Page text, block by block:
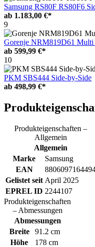
Samsung RS80F RS80F6
ab 1.183,00 €*
9
Gorenje NRM819D61
ab 599,99 €*
10
PKM SBS444 Side-by-Side
ab 498,99 €*
Produkteigenschaften –
Allgemein
Allgemein
Marke
Samsung
EAN
Gelistet seit April 2025
EPREL ID 2244107
Produkteigenschaften
– Abmessungen
Abmessungen
Breite
91.2 cm
Höhe
178 cm